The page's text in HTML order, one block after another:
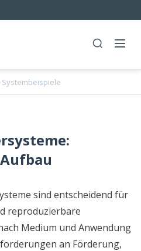
Systembeispiele
sind entscheidend für
reproduzierbare
Medium und Anwendung
an Förderung,